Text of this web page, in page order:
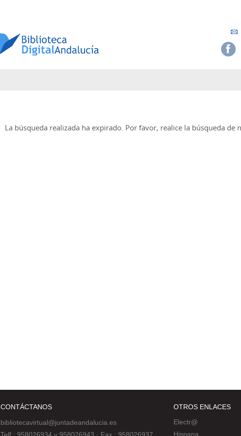
La búsqueda realizada ha expirado. Por favor, realice la búsqueda de
CONTÁCTANOS
bibliotecavirtual@juntadeandalucia.es
Telf : 958026934 y 958026943 · Fax : 958026937
OTROS ENLACES
Electr@
Hispana